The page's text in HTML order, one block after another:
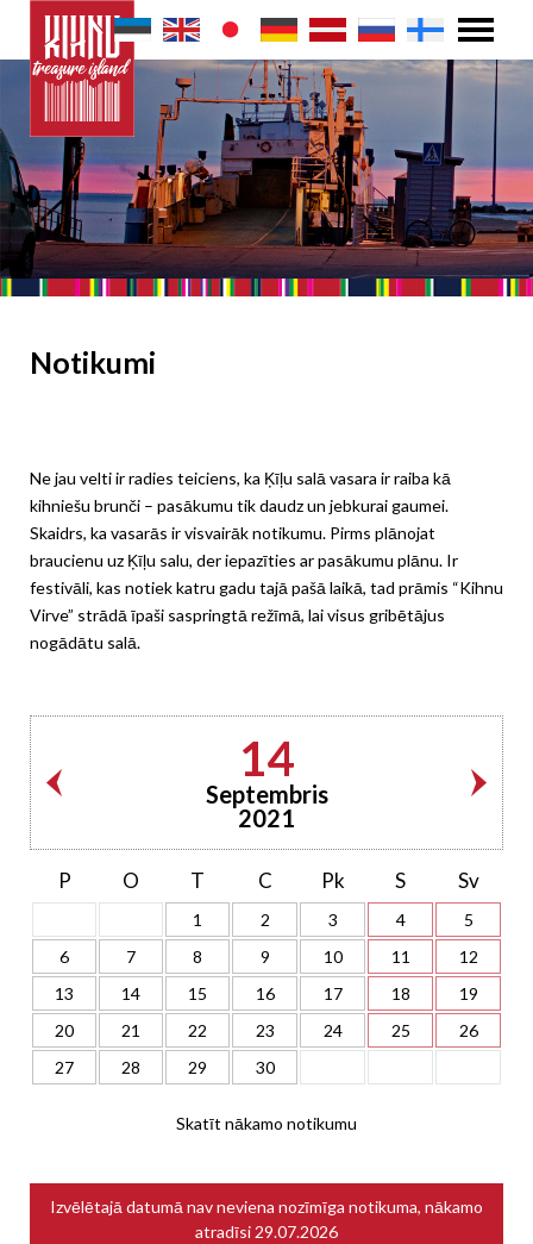
Notikumi
Ne jau velti ir radies teiciens, ka Ķīļu salā vasara ir raiba kā
kihniešu brunči – pasākumu tik daudz un jebkurai gaumei.
Skaidrs, ka vasarās ir visvairāk notikumu. Pirms plānojat
braucienu uz Ķīļu salu, der iepazīties ar pasākumu plānu. Ir
festivāli, kas notiek katru gadu tajā pašā laikā, tad prāmis “Kihnu
Virve” strādā īpaši saspringtā režīmā, lai visus gribētājus
nogādātu salā.
14
Septembris
2021
P O T C Pk S Sv
1 2 3 4
5
6
7 8 9 10 11
12
13
14 15 16 17 18
19
20
21 22 23 24 25
26
27
28 29 30
Skatīt nākamo notikumu
Izvēlētajā datumā nav neviena nozīmīga notikuma, nākamo
atradīsi 29.07.2026